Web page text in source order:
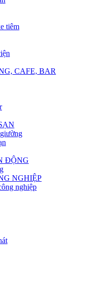
tiêm
CAFE, BAR
ĐỘNG
NGHIỆP
nghiệp